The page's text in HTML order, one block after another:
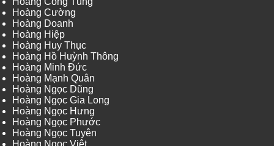
Hoàng Cường
Hoàng Doanh
Hoàng Hiệp
Hoàng Huy Thục
Hoàng Hồ Huỳnh Thông
Hoàng Minh Đức
Hoàng Mạnh Quân
Hoàng Ngọc Dũng
Hoàng Ngọc Gia Long
Hoàng Ngọc Hưng
Hoàng Ngọc Phước
Hoàng Ngọc Tuyên
Hoàng Ngọc Việt